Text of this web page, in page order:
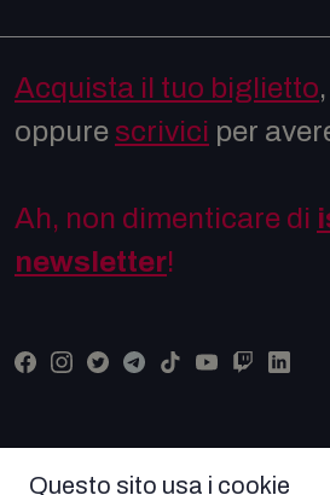
Acquista il tuo biglietto,
oppure scrivici per
Ah, non dimenticare di
newsletter!
Questo sito usa i cookie